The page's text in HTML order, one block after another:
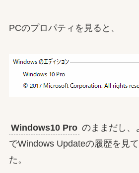
PCのプロパティを見ると、
Windows10 Pro のままだし、
でWindows Updateの履歴を見
た。